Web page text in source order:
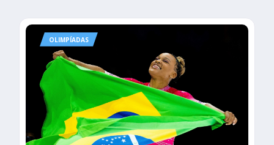
OLIMPÍADAS